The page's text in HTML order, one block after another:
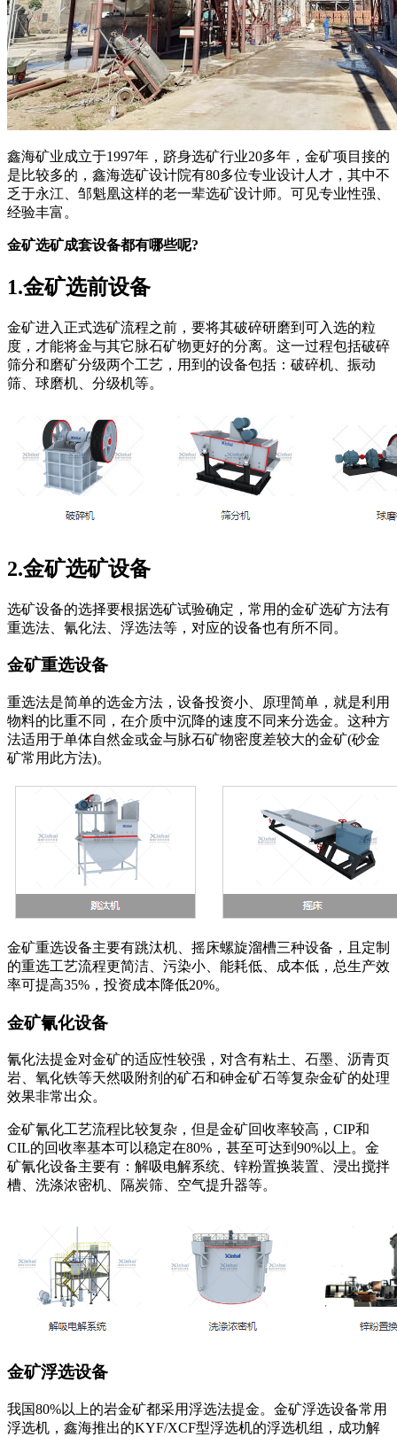
鑫海矿业成立于1997年，跻身选矿行业20多年，金矿项目接的
是比较多的，鑫海选矿设计院有80多位专业设计人才，其中不
乏于永江、邹魁凰这样的老一辈选矿设计师。可见专业性强、
经验丰富。
金矿选矿成套设备都有哪些呢?
1.金矿选前设备
金矿进入正式选矿流程之前，要将其破碎研磨到可入选的粒
度，才能将金与其它脉石矿物更好的分离。这一过程包括破碎
筛分和磨矿分级两个工艺，用到的设备包括：破碎机、振动
筛、球磨机、分级机等。
2.金矿选矿设备
选矿设备的选择要根据选矿试验确定，常用的金矿选矿方法有
重选法、氰化法、浮选法等，对应的设备也有所不同。
金矿重选设备
重选法是简单的选金方法，设备投资小、原理简单，就是利用
物料的比重不同，在介质中沉降的速度不同来分选金。这种方
法适用于单体自然金或金与脉石矿物密度差较大的金矿(砂金
矿常用此方法)。
金矿重选设备主要有跳汰机、摇床螺旋溜槽三种设备，且定制
的重选工艺流程更简洁、污染小、能耗低、成本低，总生产效
率可提高35%，投资成本降低20%。
金矿氰化设备
氰化法提金对金矿的适应性较强，对含有粘土、石墨、沥青页
岩、氧化铁等天然吸附剂的矿石和砷金矿石等复杂金矿的处理
效果非常出众。
金矿氰化工艺流程比较复杂，但是金矿回收率较高，CIP和
CIL的回收率基本可以稳定在80%，甚至可达到90%以上。金
矿氰化设备主要有：解吸电解系统、锌粉置换装置、浸出搅拌
槽、洗涤浓密机、隔炭筛、空气提升器等。
金矿浮选设备
我国80%以上的岩金矿都采用浮选法提金。金矿浮选设备常用
浮选机，鑫海推出的KYF/XCF型浮选机的浮选机组，成功解